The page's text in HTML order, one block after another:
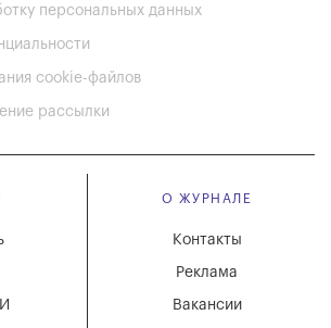
персональных данных
cookie-файлов
рассылки
О ЖУРНАЛЕ
Вакансии
Реклама
Контакты